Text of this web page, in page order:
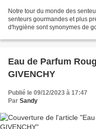
Notre tour du monde des
senteurs gourmandes et plus
d'hygiène sont synonymes de
Eau de Parfum
GIVENCHY
Publié le 09/12/2023 à 17:47
Par Sandy